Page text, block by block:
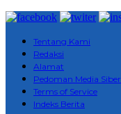
Tentang Kami
Redaksi
Alamat
Pedoman Media Siber
Terms of Service
Indeks Berita